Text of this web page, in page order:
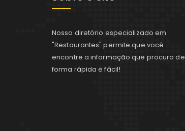
Nosso diretório especializado em
"Restaurantes" permite que você
encontre a informação que procura de
forma rápida e fácil!